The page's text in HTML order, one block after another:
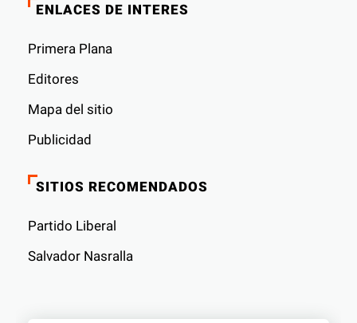
ENLACES DE INTERES
Primera Plana
Editores
Mapa del sitio
Publicidad
SITIOS RECOMENDADOS
Partido Liberal
Salvador Nasralla